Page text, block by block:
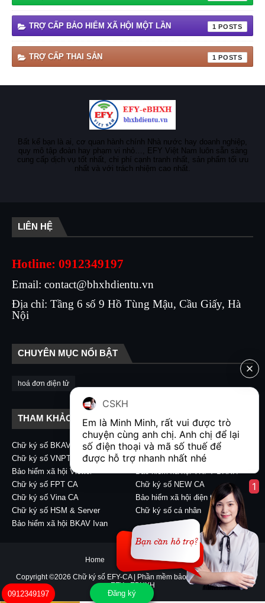
TRỢ CẤP BẢO HIỂM XÃ HỘI MỘT LẦN 1
TRỢ CẤP THAI SẢN 1
Bất kể bạn là ai, cơ quan hành chính Nhà nước hay doanh nghiệp,
quy mô tập đoàn hay phạm vi nhỏ…, EFY Việt Nam luôn sẵn sàng
cung cấp dịch vụ tốt nhất, chi phí cạnh tranh nhất, sản phẩm tối ưu
nhất và với trách nhiệm cao nhất.
LIÊN HỆ
Hotline: 0912349197
Email: contact@bhxhdientu.vn
Địa chỉ: Tầng 6 số 9 Hồ Tùng Mậu, Cầu Giấy, Hà
Nội
CHUYÊN MỤC NỔI BẬT
hoá đơn điện tử
THAM KHẢO LIÊN KẾT
Chữ ký số BKAV CA
Chữ ký số VIETTEL CA
Chữ ký số VNPT CA
Chữ ký số CA2 - Nacencomm
Bảo hiểm xã hội Viettel
Bảo hiểm xã hội VNPT BHXH
Chữ ký số FPT CA
Chữ ký số NEW CA
Chữ ký số Vina CA
Bảo hiểm xã hội điện tử
Chữ ký số HSM & Server
Chữ ký số cá nhân
Bảo hiểm xã hội BKAV Ivan
Home About Contact Us
Copyright ©2026 Chữ ký số EFY-CA | Phần mềm bảo hiểm xã hội điện tử
EFY - EBHXH
Đăng ký
0912349197
CSKH
Em là Minh Minh, rất vui được trò
chuyện cùng anh chị. Anh chị để lại
số điện thoại và mã số thuế để
được hỗ trợ nhanh nhất nhé
1